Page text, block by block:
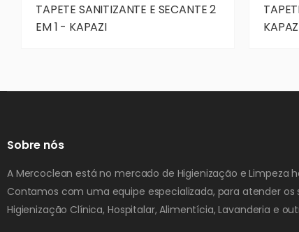
TAPETE SANITIZANTE E SECANTE 2
EM 1 - KAPAZI
Sobre nós
A Mercoclean está no mercado de Higienização e Limpeza
Contamos com uma equipe especializada, para atender os
Higienização Clínica, Hospitalar, Alimentícia, Lavanderia e